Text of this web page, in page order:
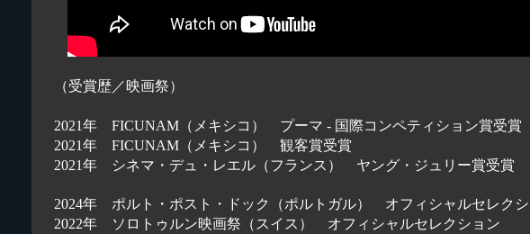
（受賞歴／映画祭）
2021年 FICUNAM（メキシコ） プーマ - 国際コンペティション賞受賞
2021年 FICUNAM（メキシコ） 観客賞受賞
2021年 シネマ・デュ・レエル（フランス） ヤング・ジュリー賞受賞
2024年 ポルト・ポスト・ドック（ポルトガル） オフィシャルセレク
2022年 ソロトゥルン映画祭（スイス） オフィシャルセレクション